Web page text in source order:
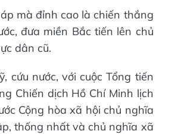
mà đỉnh cao là chiến thắng
đưa miền Bắc tiến lên chủ
dân cũ.
cứu nước, với cuộc Tổng tiến
Chiến dịch Hồ Chí Minh lịch
Cộng hòa xã hội chủ nghĩa
thống nhất và chủ nghĩa xã